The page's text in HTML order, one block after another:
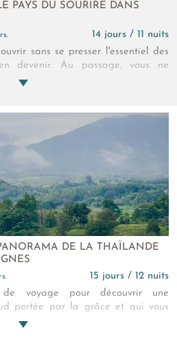
PAYS DU SOURIRE DANS
14 jours / 11 nuits
sans se presser l'essentiel des
devenir. Au passage, vous ne
de l'excellentissime cuisine
DE LA THAÏLANDE
15 jours / 12 nuits
de voyage pour découvrir une
portée par la grâce et qui vous
offre une facette différente du